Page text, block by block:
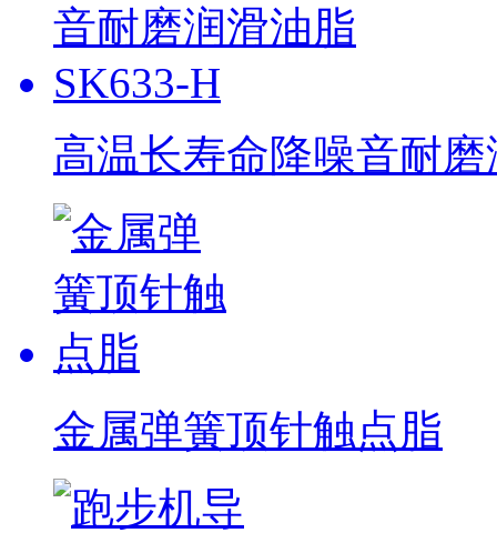
高温长寿命降噪音耐
金属弹簧顶针触点脂